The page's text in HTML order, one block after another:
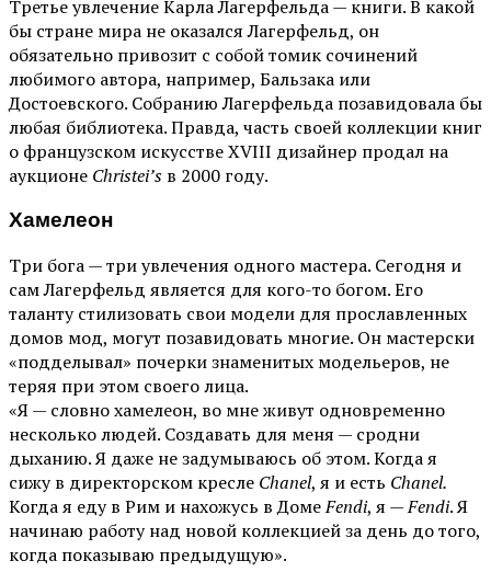
Третье увлечение Карла Лагерфельда — книги. В какой
бы стране мира не оказался Лагерфельд, он
обязательно привозит с собой томик сочинений
любимого автора, например, Бальзака или
Достоевского. Собранию Лагерфельда позавидовала бы
любая библиотека. Правда, часть своей коллекции книг
о французском искусстве XVIII дизайнер продал на
аукционе Christei’s в 2000 году.
Хамелеон
Три бога — три увлечения одного мастера. Сегодня и
сам Лагерфельд является для кого-то богом. Его
таланту стилизовать свои модели для прославленных
домов мод, могут позавидовать многие. Он мастерски
«подделывал» почерки знаменитых модельеров, не
теряя при этом своего лица.
«Я — словно хамелеон, во мне живут одновременно
несколько людей. Создавать для меня — сродни
дыханию. Я даже не задумываюсь об этом. Когда я
сижу в директорском кресле Chanel, я и есть Chanel.
Когда я еду в Рим и нахожусь в ДомеFendi, я —Fendi. Я
начинаю работу над новой коллекцией за день до того,
когда показываю предыдущую».